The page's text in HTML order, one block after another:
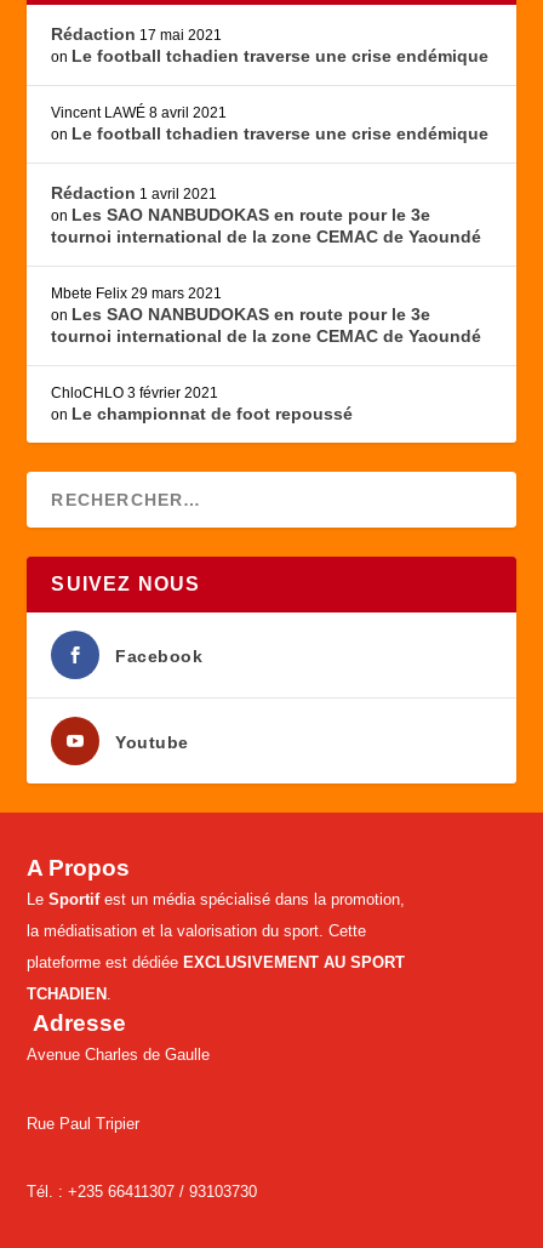
Rédaction 17 mai 2021
on Le football tchadien traverse une crise endémique
Vincent LAWÉ 8 avril 2021
on Le football tchadien traverse une crise endémique
Rédaction 1 avril 2021
on Les SAO NANBUDOKAS en route pour le 3e
tournoi international de la zone CEMAC de Yaoundé
Mbete Felix 29 mars 2021
on Les SAO NANBUDOKAS en route pour le 3e
tournoi international de la zone CEMAC de Yaoundé
ChloCHLO 3 février 2021
on Le championnat de foot repoussé
SUIVEZ NOUS
Facebook
Youtube
A Propos
LeSportifest un média spécialisé dans la promotion,
la médiatisation et la valorisation du sport. Cette
plateforme est dédiée EXCLUSIVEMENT AU SPORT
TCHADIEN .
Adresse
Avenue Charles de Gaulle
Rue Paul Tripier
Tél. : +235 66411307 /93103730